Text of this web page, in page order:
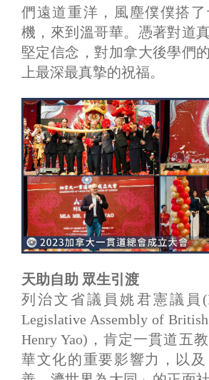
們遠道重洋，風塵僕僕搭
機，來到溫哥華。憑著對道
堅定信念，對加拿大後學們
上最深最真摯的祝福。
天助自助 眾生引渡
列治文省議員姚君憲議員
Legislative Assembly of
Henry Yao)，肯定一貫道五
華文化的重要影響力，以